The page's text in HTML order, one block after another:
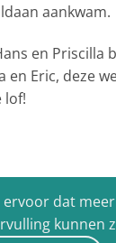
aankwam.
en Priscilla
en Eric, deze
lof!
dat
kunnen